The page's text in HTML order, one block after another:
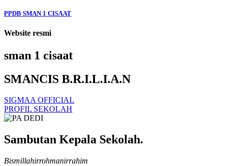
PPDB SMAN 1 CISAAT
Website resmi
sman 1 cisaat
SMANCIS B.R.I.L.I.A.N
SIGMAA OFFICIAL
PROFIL SEKOLAH
Sambutan Kepala Sekolah.
Bismillahirrohmanirrahim